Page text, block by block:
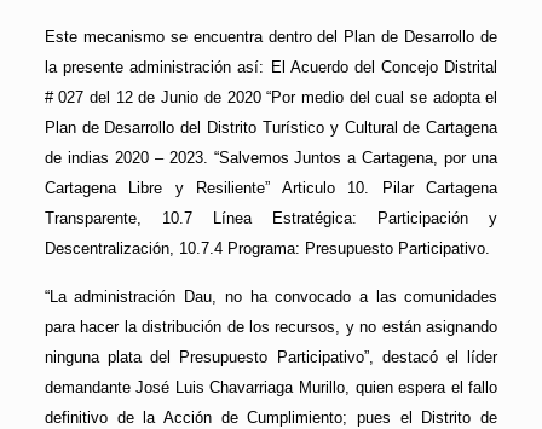
Este mecanismo se encuentra dentro del Plan de Desarrollo de
la presente administración así: El Acuerdo del Concejo Distrital
# 027 del 12 de Junio de 2020 “Por medio del cual se adopta el
Plan de Desarrollo del Distrito Turístico y Cultural de Cartagena
de indias 2020 – 2023. “Salvemos Juntos a Cartagena, por una
Cartagena Libre y Resiliente” Articulo 10. Pilar Cartagena
Transparente, 10.7 Línea Estratégica: Participación y
Descentralización, 10.7.4 Programa: Presupuesto Participativo.
“La administración Dau, no ha convocado a las comunidades
para hacer la distribución de los recursos, y no están asignando
ninguna plata del Presupuesto Participativo”, destacó el líder
demandante José Luis Chavarriaga Murillo, quien espera el fallo
definitivo de la Acción de Cumplimiento; pues el Distrito de